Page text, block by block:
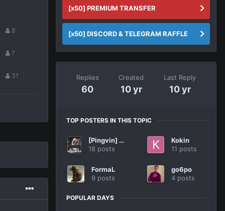
8
7
31
[x50] PREMIUM TRANSFER
[x50] DISCORD & TELEGRAM RAFFLE
Replies
60
Created
10 yr
Last Reply
10 yr
TOP POSTERS IN THIS TOPIC
[Pingvin] R1ko
18 posts
Kokin
11 posts
FormaL
9 posts
go6po
4 posts
POPULAR DAYS